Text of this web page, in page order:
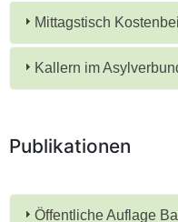
Mittagstisch
Kallern im
Publikationen
Öffentliche Auflage